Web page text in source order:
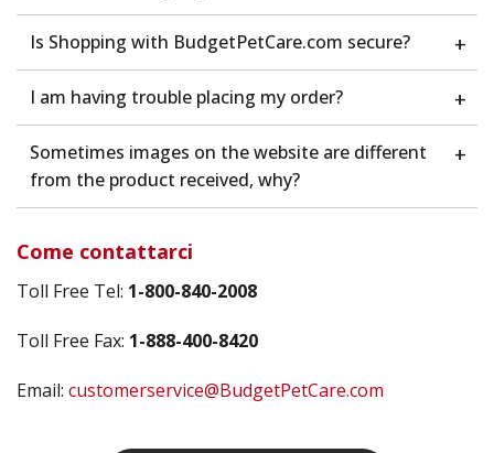
Is Shopping with BudgetPetCare.com secure? +
I am having trouble placing my order? +
Sometimes images on the website are different
from the product received, why?
+
Come contattarci
Toll Free Tel: 1-800-840-2008
Toll Free Fax: 1-888-400-8420
Email: customerservice@BudgetPetCare.com